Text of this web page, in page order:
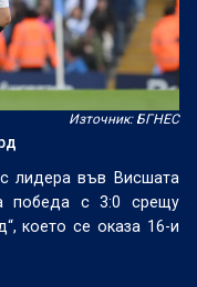
Източник: БГНЕС
лидера във Висшата
победа с 3:0 срещу
което се оказа 16-и